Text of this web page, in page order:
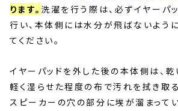
ります。 洗濯を行う際は、必ずイヤーパ
行い、本体側には水分が飛ばないよう
てください。
イヤーパッドを外した後の本体側は、乾
軽く湿らせた程度の布で汚れを拭き取
スピーカーの穴の部分に埃が溜まって